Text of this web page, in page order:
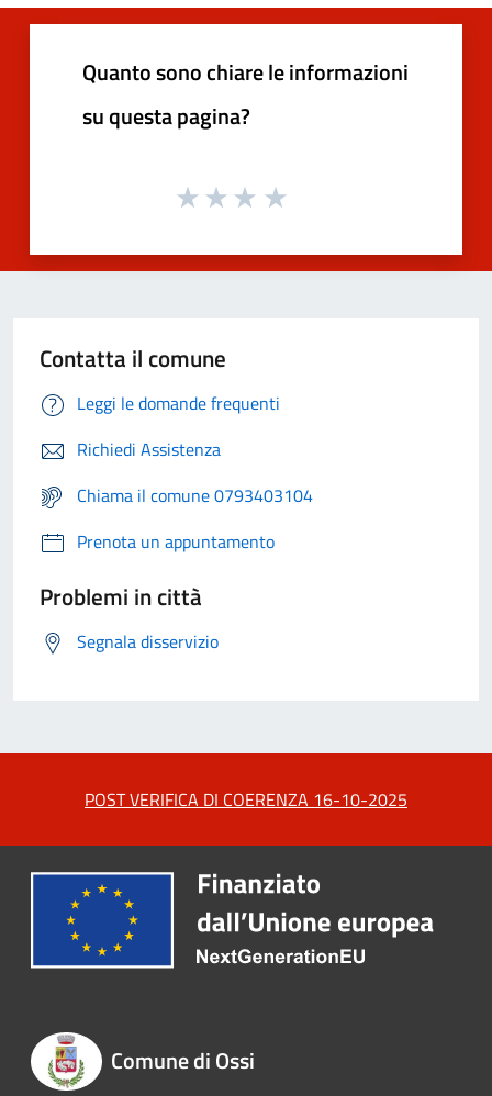
Quanto sono chiare le informazioni
su questa pagina?
Contatta il comune
Leggi le domande frequenti
Richiedi Assistenza
Chiama il comune 0793403104
Prenota un appuntamento
Problemi in città
Segnala disservizio
POST VERIFICA DI COERENZA 16-10-2025
Comune di Ossi